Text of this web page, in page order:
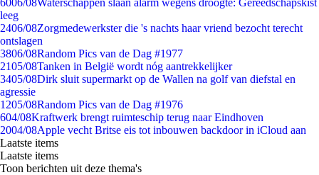
6006/08Waterschappen slaan alarm wegens droogte: Gereedschapskist
leeg
2406/08Zorgmedewerkster die 's nachts haar vriend bezocht terecht
ontslagen
3806/08Random Pics van de Dag #1977
2105/08Tanken in België wordt nóg aantrekkelijker
3405/08Dirk sluit supermarkt op de Wallen na golf van diefstal en
agressie
1205/08Random Pics van de Dag #1976
604/08Kraftwerk brengt ruimteschip terug naar Eindhoven
2004/08Apple vecht Britse eis tot inbouwen backdoor in iCloud aan
Laatste items
Laatste items
Toon berichten uit deze thema's